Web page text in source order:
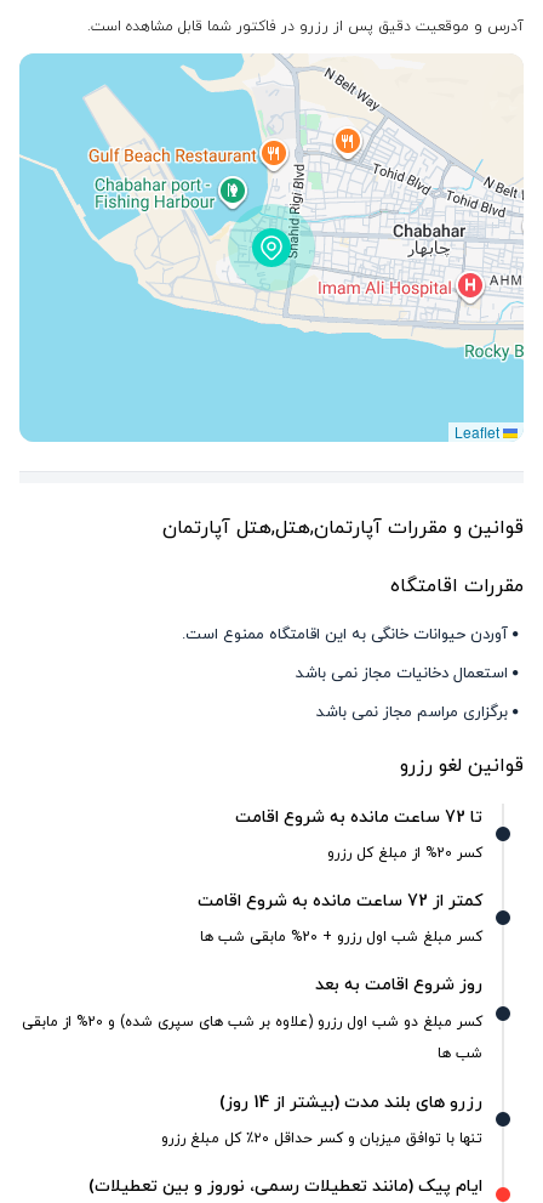
آدرس و موقعیت دقیق پس از رزرو در فاکتور شما قابل مشاهده است.
قوانین و مقررات آپارتمان,هتل,هتل آپارتمان
مقررات اقامتگاه
آوردن حیوانات خانگی به این اقامتگاه ممنوع است.
استعمال دخانیات مجاز نمی باشد
برگزاری مراسم مجاز نمی باشد
قوانین لغو رزرو
تا 72 ساعت مانده به شروع اقامت
کسر 20% از مبلغ کل رزرو
کمتر از 72 ساعت مانده به شروع اقامت
کسر مبلغ شب اول رزرو + 20% مابقی شب ها
روز شروع اقامت به بعد
کسر مبلغ دو شب اول رزرو (علاوه بر شب های سپری شده) و 20% از مابقی
شب ها
رزرو های بلند مدت (بیشتر از 14 روز)
تنها با توافق میزبان و کسر حداقل ۲۰٪ کل مبلغ رزرو
ایام پیک (مانند تعطیلات رسمی، نوروز و بین تعطیلات)